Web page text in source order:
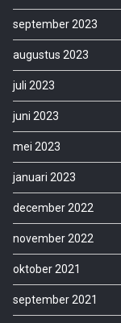
september 2023
augustus 2023
juli 2023
juni 2023
mei 2023
januari 2023
december 2022
november 2022
oktober 2021
september 2021